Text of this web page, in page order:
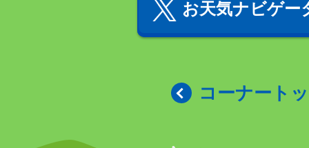
お天気ナビゲー
コーナート